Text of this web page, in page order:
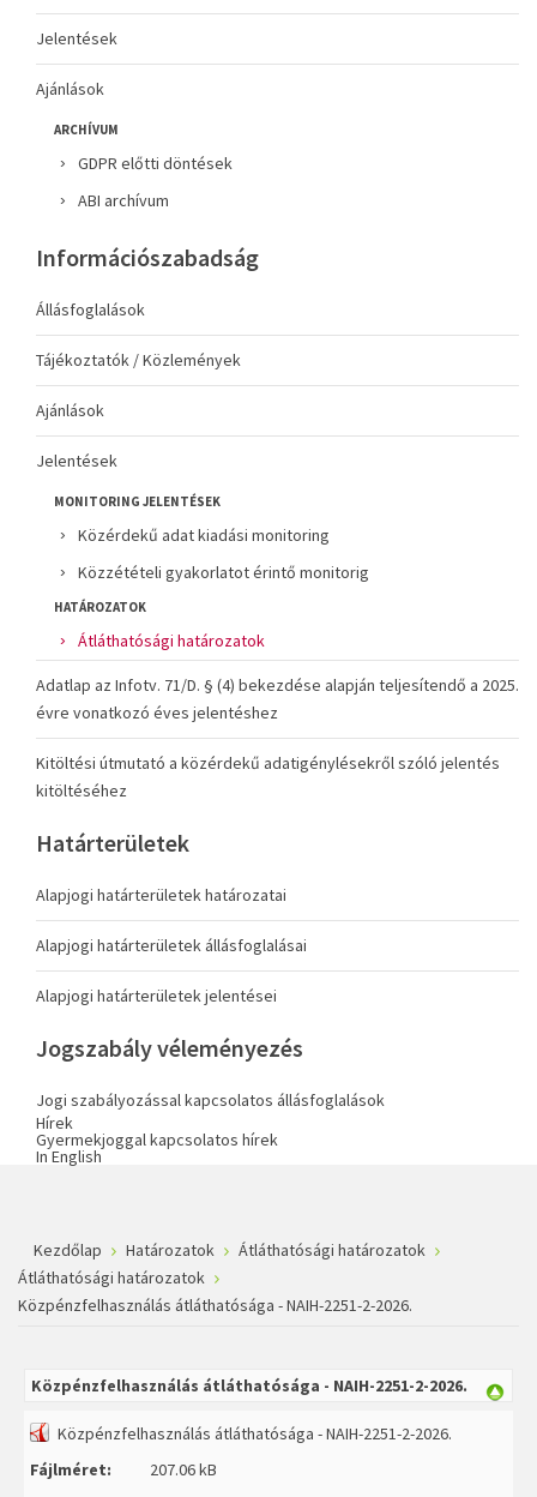
Jelentések
Ajánlások
ARCHÍVUM
GDPR előtti döntések
ABI archívum
Információszabadság
Állásfoglalások
Tájékoztatók / Közlemények
Ajánlások
Jelentések
MONITORING JELENTÉSEK
Közérdekű adat kiadási monitoring
Közzétételi gyakorlatot érintő monitorig
HATÁROZATOK
Átláthatósági határozatok
Adatlap az Infotv. 71/D. § (4) bekezdése alapján teljesítendő a 2025.
évre vonatkozó éves jelentéshez
Kitöltési útmutató a közérdekű adatigénylésekről szóló jelentés
kitöltéséhez
Határterületek
Alapjogi határterületek határozatai
Alapjogi határterületek állásfoglalásai
Alapjogi határterületek jelentései
Jogszabály véleményezés
Jogi szabályozással kapcsolatos állásfoglalások
Hírek
Gyermekjoggal kapcsolatos hírek
In English
Kezdőlap Határozatok
Átláthatósági határozatok
Átláthatósági határozatok
Közpénzfelhasználás átláthatósága - NAIH-2251-2-2026.
Közpénzfelhasználás átláthatósága - NAIH-2251-2-2026.
Közpénzfelhasználás átláthatósága - NAIH-2251-2-2026.
Fájlméret:
207.06 kB